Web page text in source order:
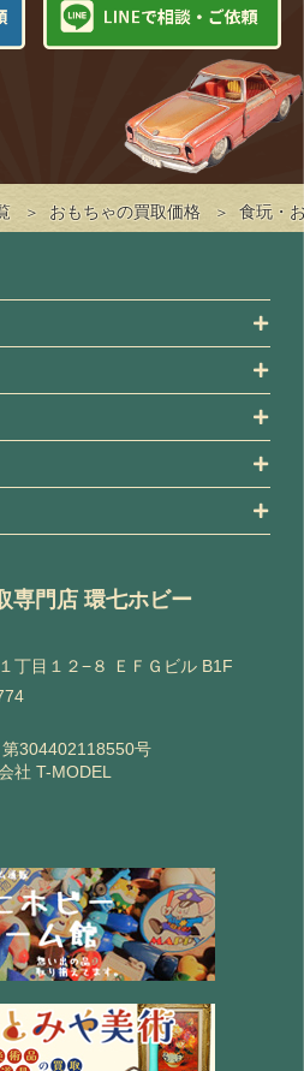
おもちゃの買取価格 食玩・
専門店 環七ホビー
丁目１２−８ ＥＦＧビル B1F
304402118550号
社 T-MODEL